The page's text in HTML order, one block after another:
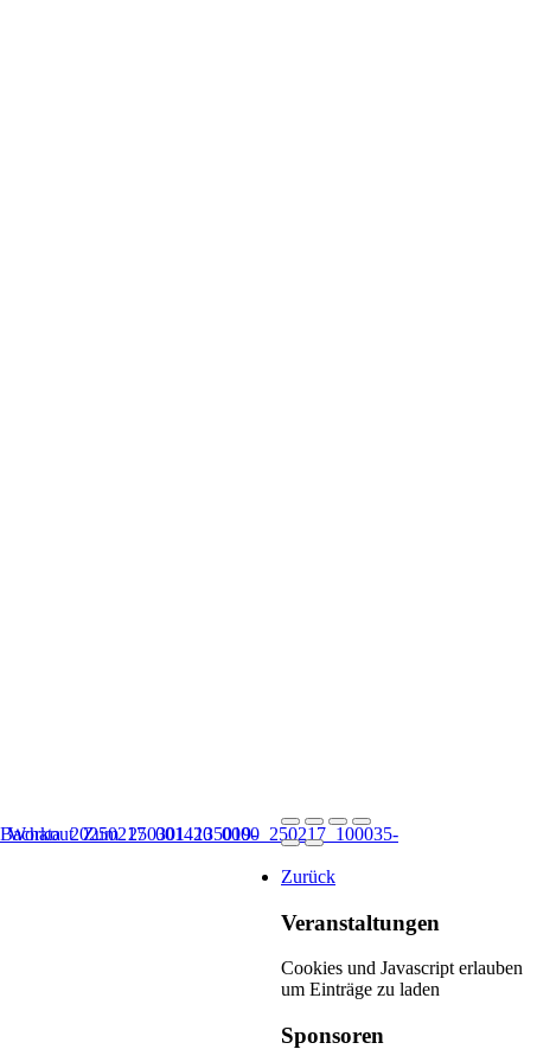
Zurück
Veranstaltungen
Cookies und Javascript erlauben
um Einträge zu laden
Sponsoren